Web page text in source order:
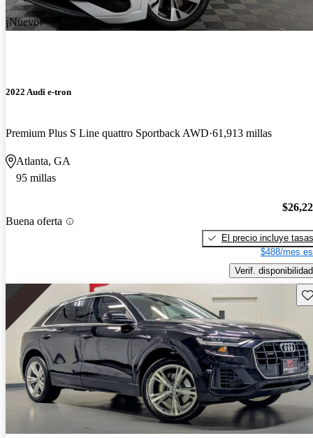
¡Nuevo!
2022 Audi e-tron
Premium Plus S Line quattro Sportback AWD 61,913 millas
Atlanta, GA
95 millas
Buena oferta
El precio incluye tasas
$488/mes
Verif. disponibilidad